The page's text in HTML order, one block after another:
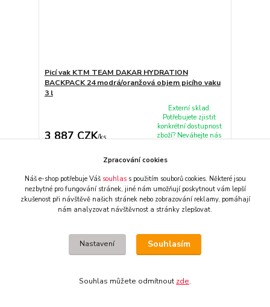
Picí vak KTM TEAM DAKAR HYDRATION
BACKPACK 24 modrá/oranžová objem picího vaku
3 l
3 887 CZK/ks
Externí sklad.
Potřebujete zjistit
konkrétní dostupnost
zboží? Neváhejte nás
Přidat do košíku
Doprava ZDARMA
Zpracování cookies
Náš e-shop potřebuje Váš souhlass použitím souborů cookies. Některé jsou
nezbytné pro fungování stránek, jiné nám umožňují poskytnout vám lepší
zkušenost při návštěvě našich stránek nebo zobrazování reklamy, pomáhají
nám analyzovat návštěvnost a stránky zlepšovat.
Nastavení Souhlasím
Souhlas můžete odmítnout zde.